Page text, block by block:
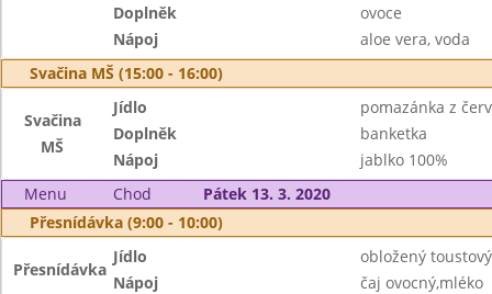
Doplněk
ovoce
Nápoj
aloe vera, voda
Svačina MŠ (15:00 - 16:00)
Svačina
MŠ
Jídlo
pomazánka z
Doplněk
banketka
Nápoj
jablko 100%
Menu
Chod
Pátek 13. 3. 2020
Přesnídávka (9:00 - 10:00)
Přesnídávka
Jídlo
obložený
Nápoj
čaj ovocný,mléko